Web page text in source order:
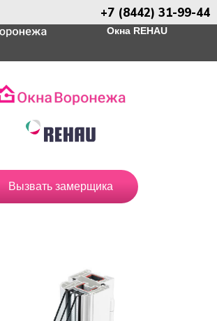
+7 (8442) 31-99-44
Окна REHAU
Вызвать замерщика